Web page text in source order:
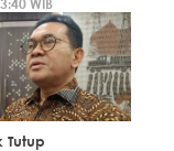
Tutup